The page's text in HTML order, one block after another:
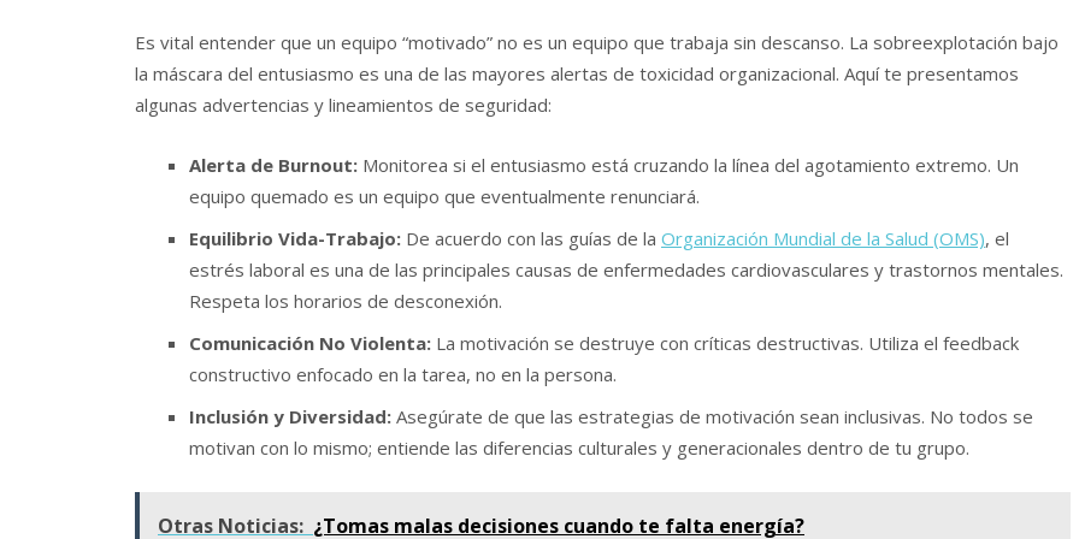
Es vital entender que un equipo “motivado” no es un equipo que trabaja sin descanso. La sobreexplotación bajo
la máscara del entusiasmo es una de las mayores alertas de toxicidad organizacional. Aquí te presentamos
algunas advertencias y lineamientos de seguridad:
Alerta de Burnout: Monitorea si el entusiasmo está cruzando la línea del agotamiento extremo. Un
equipo quemado es un equipo que eventualmente renunciará.
Equilibrio Vida-Trabajo: De acuerdo con las guías de la Organización Mundial de la Salud (OMS), el
estrés laboral es una de las principales causas de enfermedades cardiovasculares y trastornos mentales.
Respeta los horarios de desconexión.
Comunicación No Violenta: La motivación se destruye con críticas destructivas. Utiliza el feedback
constructivo enfocado en la tarea, no en la persona.
Inclusión y Diversidad: Asegúrate de que las estrategias de motivación sean inclusivas. No todos se
motivan con lo mismo; entiende las diferencias culturales y generacionales dentro de tu grupo.
Otras Noticias: ¿Tomas malas decisiones cuando te falta energía?